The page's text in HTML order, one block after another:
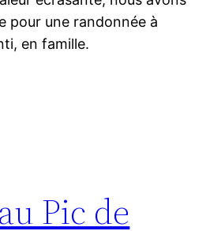
pour une randonnée à
en famille.
Pic de